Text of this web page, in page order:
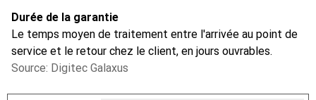
Durée de la garantie
Le temps moyen de traitement entre l'arrivée au point de
service et le retour chez le client, en jours ouvrables.
Source: Digitec Galaxus